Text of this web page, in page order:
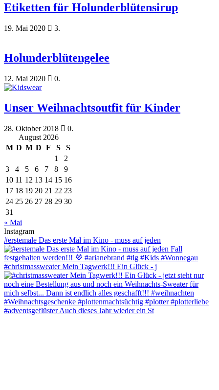
Etiketten für Holunderblütensirup
19. Mai 2020 3.
Holunderblütengelee
12. Mai 2020 0.
Unser Weihnachtsoutfit für Kinder
28. Oktober 2018
0.
August 2026
M D M D F S
S
1
2
3
4 5 6 7 8
9
10 11 12 13 14 15 16
17 18 19 20 21 22 23
24 25 26 27 28 29 30
31
« Mai
Instagram
#erstemale Das erste Mal im Kino - muss auf jeden
#christmassweater Mein Tagwerk!!! Ein Glück - j
#adventsgeflüster Auch dieses Jahr wieder ein St